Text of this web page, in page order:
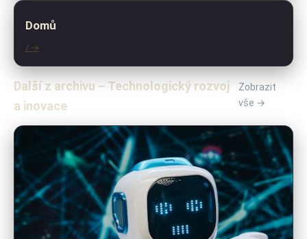
Domů
/ →
Další z archivu – Technologický rozvoj
a inovace
Zobrazit
vše →